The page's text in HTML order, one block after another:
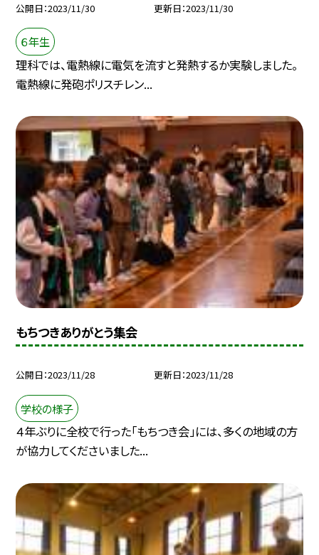
公開日 2023/11/30 更新日 2023/11/30
６年生
理科では、電熱線に電気を流すと発熱するか実験しました。
電熱線に発砲ポリスチレン...
もちつきありがとう集会
公開日 2023/11/28 更新日 2023/11/28
学校の様子
４年ぶりに全校で行った「もちつき会」には、多くの地域の方
が協力してくださいました...